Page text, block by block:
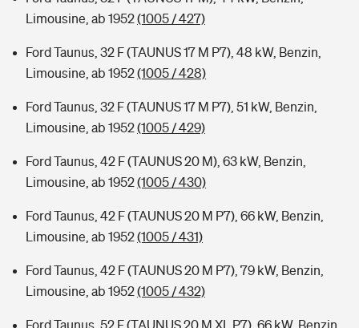
Limousine, ab 1952(1005 / 427)
Ford Taunus, 32 F (TAUNUS 17 M P7), 48 kW, Benzin,
Limousine, ab 1952(1005 / 428)
Ford Taunus, 32 F (TAUNUS 17 M P7), 51 kW, Benzin,
Limousine, ab 1952(1005 / 429)
Ford Taunus, 42 F (TAUNUS 20 M), 63 kW, Benzin,
Limousine, ab 1952(1005 / 430)
Ford Taunus, 42 F (TAUNUS 20 M P7), 66 kW, Benzin,
Limousine, ab 1952(1005 / 431)
Ford Taunus, 42 F (TAUNUS 20 M P7), 79 kW, Benzin,
Limousine, ab 1952(1005 / 432)
Ford Taunus, 52 F (TAUNUS 20 M XL P7), 66 kW, Benzin,